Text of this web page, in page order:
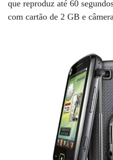
que reproduz até 60
com cartão de 2 GB e